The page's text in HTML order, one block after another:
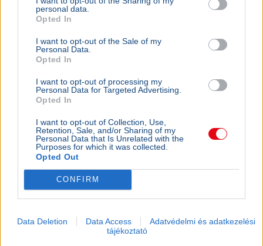
personal data.
Opted In
I want to opt-out of the Sale of my
Personal Data.
Opted In
I want to opt-out of processing my
Personal Data for Targeted Advertising.
Opted In
I want to opt-out of Collection, Use,
Retention, Sale, and/or Sharing of my
Personal Data that Is Unrelated with the
Purposes for which it was collected.
Opted Out
CONFIRM
Data Deletion Data Access
Adatvédelmi és adatkezelési
tájékoztató
Politika
KULTÚRA
Majka lemondta a sepsiszentgyörgyi
koncertjét - Életveszélyes fenyegetést
Majka életveszélyes SMS-fenyegetés miatt
BELFÖLD
Őrültség